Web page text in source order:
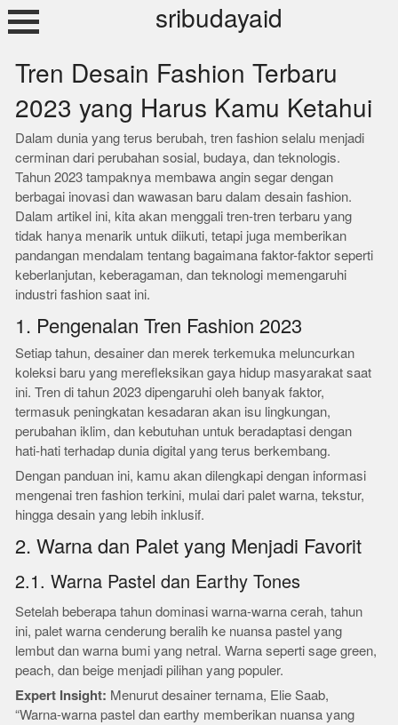
Skip
to
sribudayaid
Tren Desain Fashion Terbaru
2023 yang Harus Kamu Ketahui
Dalam dunia yang terus berubah, tren fashion selalu menjadi
cerminan dari perubahan sosial, budaya, dan teknologis.
Tahun 2023 tampaknya membawa angin segar dengan
berbagai inovasi dan wawasan baru dalam desain fashion.
Dalam artikel ini, kita akan menggali tren-tren terbaru yang
tidak hanya menarik untuk diikuti, tetapi juga memberikan
pandangan mendalam tentang bagaimana faktor-faktor seperti
keberlanjutan, keberagaman, dan teknologi memengaruhi
industri fashion saat ini.
1. Pengenalan Tren Fashion 2023
Setiap tahun, desainer dan merek terkemuka meluncurkan
koleksi baru yang merefleksikan gaya hidup masyarakat saat
ini. Tren di tahun 2023 dipengaruhi oleh banyak faktor,
termasuk peningkatan kesadaran akan isu lingkungan,
perubahan iklim, dan kebutuhan untuk beradaptasi dengan
hati-hati terhadap dunia digital yang terus berkembang.
Dengan panduan ini, kamu akan dilengkapi dengan informasi
mengenai tren fashion terkini, mulai dari palet warna, tekstur,
hingga desain yang lebih inklusif.
2. Warna dan Palet yang Menjadi Favorit
2.1. Warna Pastel dan Earthy Tones
Setelah beberapa tahun dominasi warna-warna cerah, tahun
ini, palet warna cenderung beralih ke nuansa pastel yang
lembut dan warna bumi yang netral. Warna seperti sage green,
peach, dan beige menjadi pilihan yang populer.
Expert Insight: Menurut desainer ternama, Elie Saab,
“Warna-warna pastel dan earthy memberikan nuansa yang